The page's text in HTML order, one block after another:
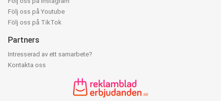
Följ oss på Youtube
Följ oss på TikTok
Partners
Intresserad av ett samarbete?
Kontakta oss